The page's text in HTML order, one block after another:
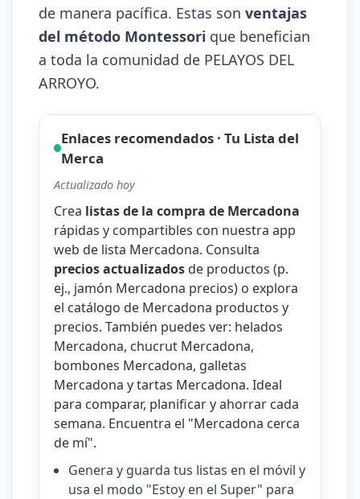
de manera pacífica. Estas son ventajas
del método Montessori que benefician
a toda la comunidad de PELAYOS DEL
ARROYO.
Enlaces recomendados · Tu Lista del
Merca
Actualizado hoy
Crea listas de la compra de Mercadona
rápidas y compartibles con nuestra app
web de lista Mercadona. Consulta
precios actualizados de productos (p.
ej., jamón Mercadona precios) o explora
el catálogo de Mercadona productos y
precios. También puedes ver: helados
Mercadona, chucrut Mercadona,
bombones Mercadona, galletas
Mercadona ytartas Mercadona. Ideal
para comparar, planificar y ahorrar cada
semana. Encuentra el "Mercadona cerca
de mí".
Genera y guarda tus listas en el móvil y
usa el modo "Estoy en el Super" para